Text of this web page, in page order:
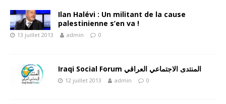
Ilan Halévi : Un militant de la cause
palestinienne s’en va !
13 juillet 2013 admin 0
Iraqi Social Forum المنتدى الاجتماعي العراقي
12 juillet 2013 admin 0